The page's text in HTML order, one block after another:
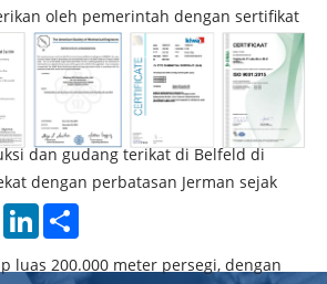
oleh pemerintah dengan sertifikat
teratas", "Perusahaan Integritas Impor
Ekspor Top 10". Untuk melayani
baik, perusahaan kami telah
& layanan, perakitan dan
dan gudang terikat di Belfeld di
dengan perbatasan Jerman sejak
luas 200.000 meter persegi, dengan
PinterestLinkedIn